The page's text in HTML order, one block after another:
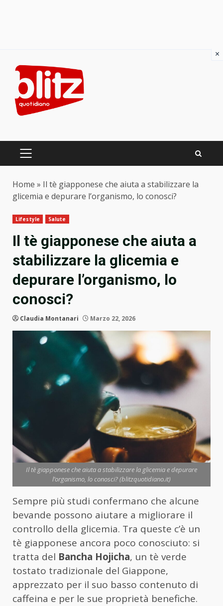
content
PRIMARY
Home » Il tè giapponese che aiuta a stabilizzare la
glicemia e depurare l’organismo, lo conosci?
Lifestyle Salute
Il tè giapponese che aiuta a
stabilizzare la glicemia e
depurare l’organismo, lo
conosci?
Claudia Montanari Marzo 22, 2026
Il tè giapponese che aiuta a stabilizzare la glicemia e depurare
l’organismo, lo conosci? (blitzquotidiano.it)
Sempre più studi confermano che alcune
bevande possono aiutare a migliorare il
controllo della glicemia. Tra queste c’è un
tè giapponese ancora poco conosciuto: si
tratta del Bancha Hojicha, un tè verde
tostato tradizionale del Giappone,
apprezzato per il suo basso contenuto di
caffeina e per le sue proprietà benefiche.
×